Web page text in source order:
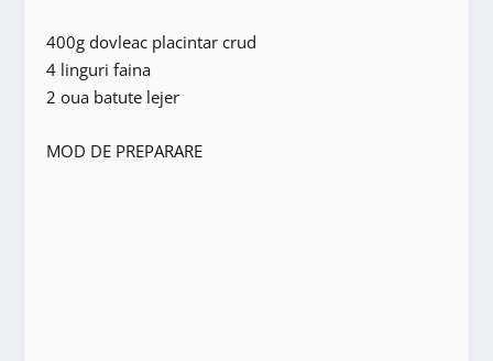
400g dovleac placintar crud
4 linguri faina
2 oua batute lejer
MOD DE PREPARARE